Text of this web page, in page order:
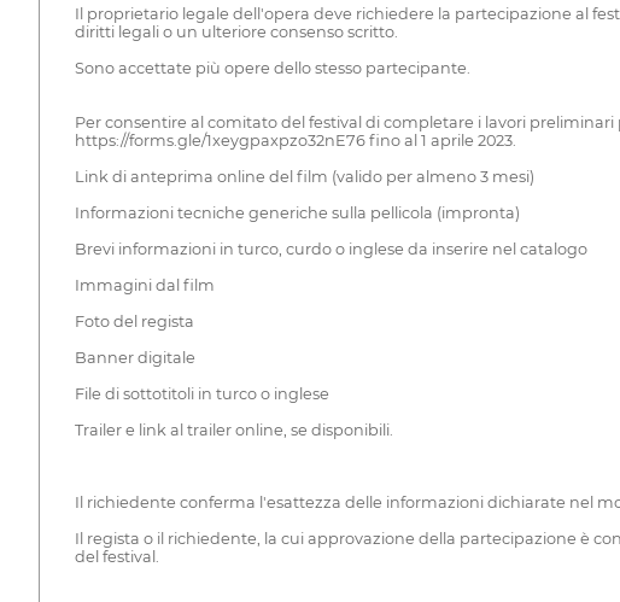
Il proprietario legale dell'opera deve richiedere la partecipazione al
diritti legali o un ulteriore consenso scritto.
Sono accettate più opere dello stesso partecipante.
Per consentire al comitato del festival di completare i lavori
https://forms.gle/1xeygpaxpzo32nE76 fino al 1 aprile 2023.
Link di anteprima online del film (valido per almeno 3 mesi)
Informazioni tecniche generiche sulla pellicola (impronta)
Brevi informazioni in turco, curdo o inglese da inserire nel catalogo
Immagini dal film
Foto del regista
Banner digitale
File di sottotitoli in turco o inglese
Trailer e link al trailer online, se disponibili.
Il richiedente conferma l'esattezza delle informazioni dichiarate nel
Il regista o il richiedente, la cui approvazione della partecipazione è
del festival.